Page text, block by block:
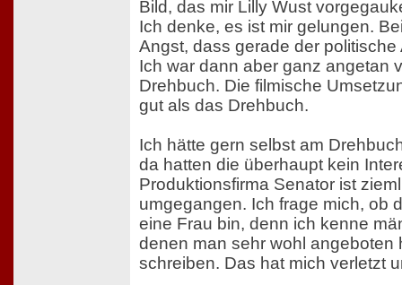
Bild, das mir Lilly Wust
Ich denke, es ist mir gelungen.
Angst, dass gerade der
Ich war dann aber ganz angetan
Drehbuch. Die filmische
gut als das Drehbuch.
Ich hätte gern selbst am
da hatten die überhaupt kein
Produktionsfirma Senator ist
umgegangen. Ich frage mich, ob
eine Frau bin, denn ich kenne
denen man sehr wohl angeboten
schreiben. Das hat mich verletzt